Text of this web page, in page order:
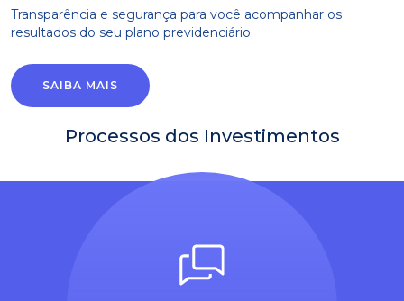
Transparência e segurança para você acompanhar os
resultados do seu plano previdenciário
SAIBA MAIS
Processos dos Investimentos